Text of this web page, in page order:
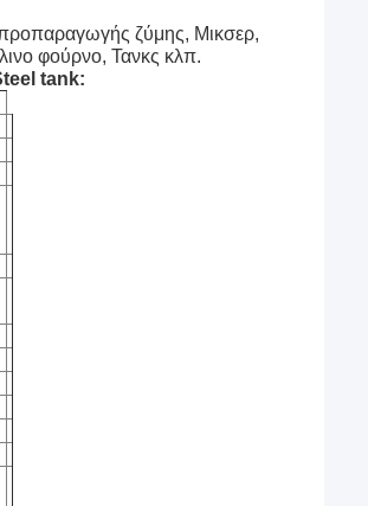
προπαραγωγής ζύμης, Μικσερ,
φούρνο, Τανκς κλπ.
tank: